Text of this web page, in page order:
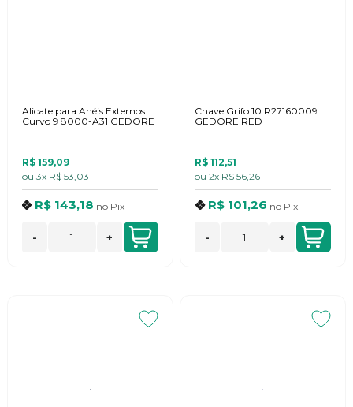
Alicate para Anéis Externos
Curvo 9 8000-A31 GEDORE
R$ 159,09
ou 3x R$ 53,03
R$ 143,18 no Pix
- +
Chave Grifo 10 R27160009
GEDORE RED
R$ 112,51
ou 2x R$ 56,26
R$ 101,26 no Pix
- +